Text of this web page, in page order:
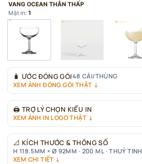
VANG OCEAN THÂN THẤP
Mặt in: 1
🧳 ƯỚC ĐÓNG GÓI48 CÁI/THÙNG
XEM ẢNH ĐÓNG GÓI THẬT ↓
🖨 TRỢ LÝ CHỌN KIỂU IN
XEM ẢNH IN LOGO THẬT ↓
📐 KÍCH THƯỚC & THÔNG SỐ
H 118.5MM × Ø 92MM · 200 ML · THUỶ TINH
XEM CHI TIẾT ↓